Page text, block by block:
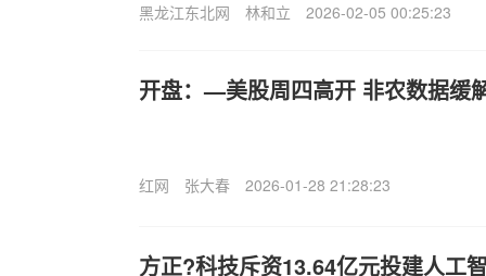
黑龙江东北网 林和立 2026-02-05 00:25:23
开盘：—美股周四高开 非农数据缓
红网 张大春 2026-01-28 21:28:23
方正?科技斥资13.64亿元投建人工